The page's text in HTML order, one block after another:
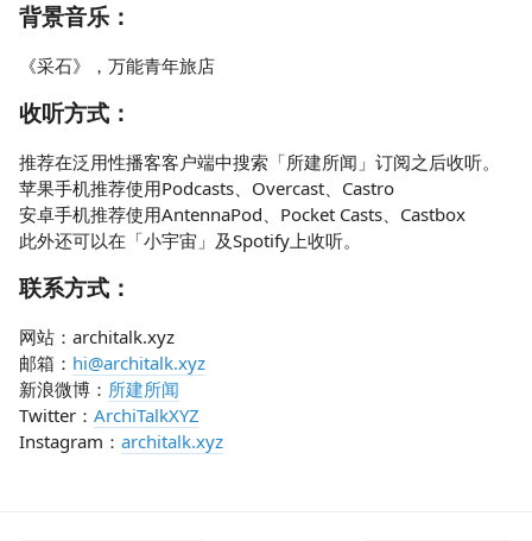
背景音乐：
《采石》，万能青年旅店
收听方式：
推荐在泛用性播客客户端中搜索「所建所闻」订阅之后收听。
苹果手机推荐使用Podcasts、Overcast、Castro
安卓手机推荐使用AntennaPod、Pocket Casts、Castbox
此外还可以在「小宇宙」及Spotify上收听。
联系方式：
网站：architalk.xyz
邮箱： hi@architalk.xyz
新浪微博： 所建所闻
Twitter： ArchiTalkXYZ
Instagram： architalk.xyz